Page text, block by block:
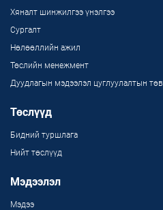
Хяналт шинжилгээ үнэлгээ
Сургалт
Нөлөөллийн ажил
Төслийн менежмент
Дуудлагын мэдээлэл цуглуулалтын төв
Төслүүд
Бидний туршлага
Нийт төслүүд
Мэдээлэл
Мэдээ